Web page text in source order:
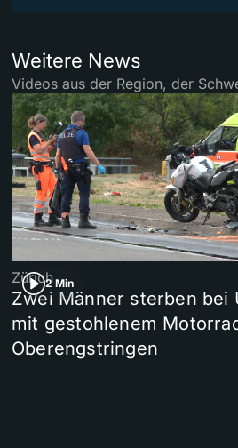
Weitere News
Videos aus der Region, der
2 Min
Zürich
Zwei Männer sterben bei
mit gestohlenem
Oberengstringen